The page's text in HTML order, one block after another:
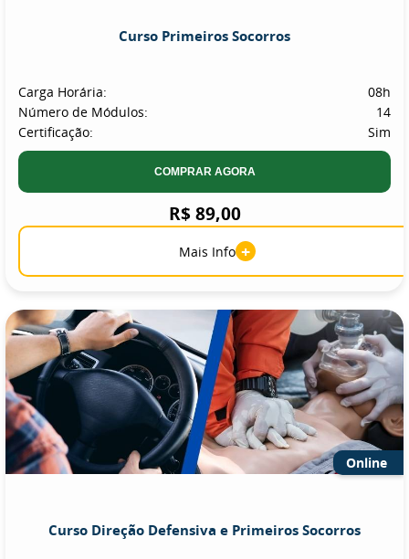
Curso Primeiros Socorros
Carga Horária:
08h
Número de Módulos:
14
Certificação:
Sim
COMPRAR AGORA
R$ 89,00
Mais Info +
Online
Curso Direção Defensiva e Primeiros Socorros